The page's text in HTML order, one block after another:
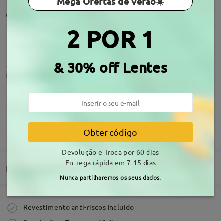
Acerca da armação
Comentários de clientes(46)
5estrelas
by
Tenho bastante graduação, escolhi as lentes
recomendadas. Os óculos vieram muito bons, fiquei
muito satisfeita!
by Dec 27 , 2025
MOSTRAR MAIS
Entrega
Comprar
Revestimento anti-riscos incluído
2 POR 1
& 30% off Lentes
Obter código
Devolução e Troca por 60 dias
Entrega rápida em 7-15 dias
Nunca partilharemos os seus dados.